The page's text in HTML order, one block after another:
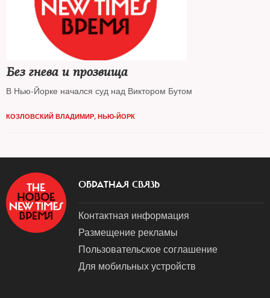
Без гнева и прозвища
В Нью-Йорке начался суд над Виктором Бутом
КОЗЛОВСКИЙ ВЛАДИМИР, НЬЮ-ЙОРК
ОБРАТНАЯ СВЯЗЬ
Контактная информация
Размещение рекламы
Пользовательское соглашение
Для мобильных устройств